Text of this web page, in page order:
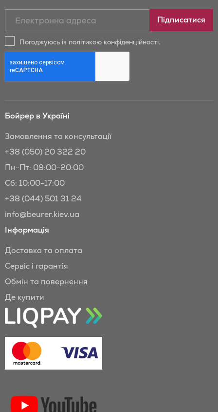
новини
та
Бойрер:
Підписатися
Погоджуюсь із політикою конфіденційності.
Бойрер в Україні
Замовлення та консультації
+38 (050) 20 322 20
Пн-Пт: 09:00-20:00
Сб: 10:00-17:00
+38 (044) 501 31 24
info@beurer.kiev.ua
Інформація
Доставка та оплата
Сервіс і гарантія
Обмін та повернення
Де купити